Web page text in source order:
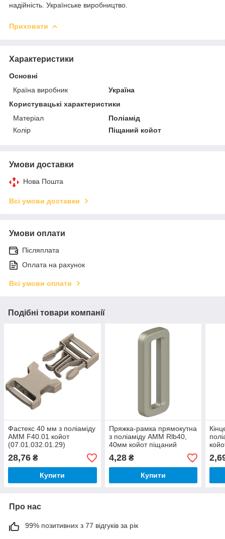
надійність. Українське виробництво.
Приховати
Характеристики
Основні
Країна виробник
Україна
Користувацькі характеристики
Матеріал
Поліамід
Колір
Піщаний койот
Умови доставки
Нова Пошта
Всі умови доставки
Умови оплати
Післяплата
Оплата на рахунок
Всі умови оплати
Подібні товари компанії
Фастекс 40 мм з поліаміду
AMM F40.01 койот
(07.01.032.01.29)
28,76 ₴
Купити
Пряжка-рамка прямокутна
з поліаміду AMM Rlb40,
40мм койот піщаний
(07.99.098.02.62)
4,28₴
Купити
Про нас
99% позитивних з 77 відгуків за рік